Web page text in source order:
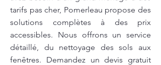
tarifs pas cher, Pomerleau propose des
solutions complètes à des prix
accessibles. Nous offrons un service
détaillé, du nettoyage des sols aux
fenêtres. Demandez un devis gratuit